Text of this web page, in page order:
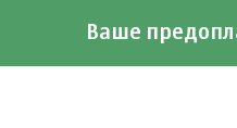
Ваше